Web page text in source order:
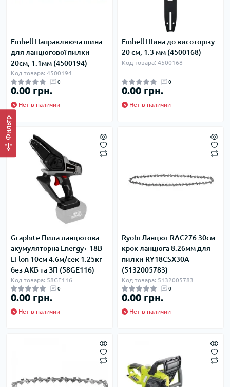
Фильтр
Einhell Направляюча шина
для ланцюгової пилки
20см, 1.1мм (4500194)
Код товара: 4500194
0
0.00 грн.
Нет в наличии
Einhell Шина до висоторізу
20 см, 1.3 мм (4500168)
Код товара: 4500168
0
0.00 грн.
Нет в наличии
Graphite Пила ланцюгова
акумуляторна Energy+ 18В
Li-lon 10см 4.6м/сек 1.25кг
без АКБ та ЗП (58GE116)
Код товара: 58GE116
0
0.00 грн.
Нет в наличии
Ryobi Ланцюг RAC276 30см
крок ланцюга 8.26мм для
пилки RY18CSX30A
(5132005783)
Код товара: 5132005783
0
0.00 грн.
Нет в наличии